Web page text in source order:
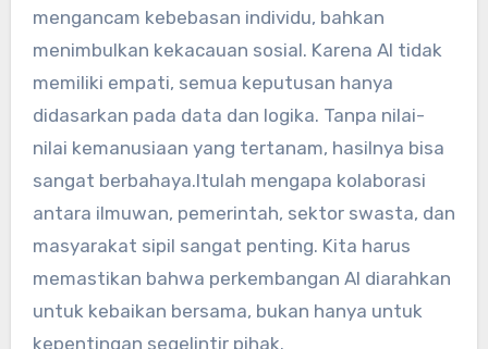
mengancam kebebasan individu, bahkan
menimbulkan kekacauan sosial. Karena AI tidak
memiliki empati, semua keputusan hanya
didasarkan pada data dan logika. Tanpa nilai-
nilai kemanusiaan yang tertanam, hasilnya bisa
sangat berbahaya.Itulah mengapa kolaborasi
antara ilmuwan, pemerintah, sektor swasta, dan
masyarakat sipil sangat penting. Kita harus
memastikan bahwa perkembangan AI diarahkan
untuk kebaikan bersama, bukan hanya untuk
kepentingan segelintir pihak.